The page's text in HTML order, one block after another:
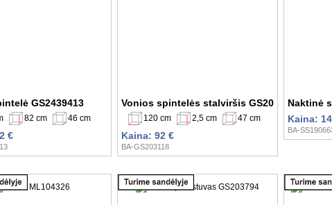
GS2439413
82 cm 46 cm
€
Vonios spintelės stalviršis GS203118
120 cm 2,5 cm 47 cm
Kaina: 92 €
BA-GS203118
Naktinė
Kaina:
BA-